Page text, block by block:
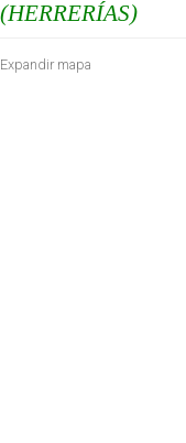
(HERRERÍAS)
Expandir mapa